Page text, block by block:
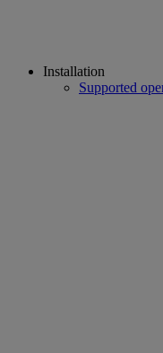
Installation
Supported